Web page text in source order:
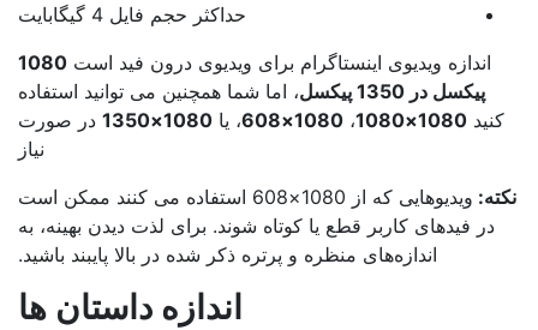
حداکثر حجم فایل 4 گیگابایت
اندازه ویدیوی اینستاگرام برای ویدیوی درون فید است1080
پیکسل در 1350 پیکسل
، اما شما همچنین می توانید استفاده
1080×1080 ،1080×608 ، یا1080×1350
در صورت
ویدیوهایی که از 1080×608 استفاده می کنند ممکن است
در فیدهای کاربر قطع یا کوتاه شوند. برای لذت دیدن بهینه، به
اندازه‌های منظره و پرتره ذکر شده در بالا پایبند باشید.
اندازه داستان ها